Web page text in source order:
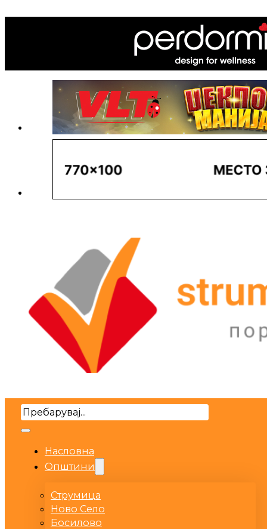
Search
Насловна
Општини
Струмица
Ново Село
Босилово